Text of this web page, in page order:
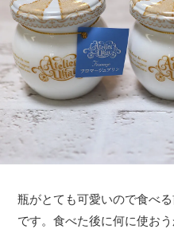
瓶がとても可愛いので食べ
です。食べた後に何に使お